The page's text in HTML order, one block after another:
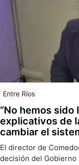
Entre Ríos
“No hemos
explicativos de
cambiar el
El director de
decisión del